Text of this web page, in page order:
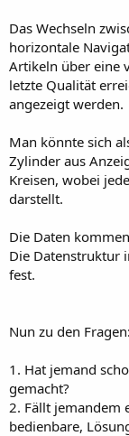
Das Wechseln
horizontale
Artikeln über eine
letzte Qualität
angezeigt werden.
Man könnte sich
Zylinder aus
Kreisen, wobei
darstellt.
Die Daten
Die Datenstruktur
fest.
Nun zu den
1. Hat jemand
gemacht?
2. Fällt jemandem
bedienbare,